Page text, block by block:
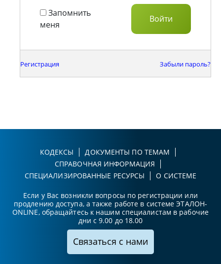
Запомнить
меня
Регистрация Забыли пароль?
КОДЕКСЫ
ДОКУМЕНТЫ ПО ТЕМАМ
СПРАВОЧНАЯ ИНФОРМАЦИЯ
СПЕЦИАЛИЗИРОВАННЫЕ РЕСУРСЫ
О СИСТЕМЕ
Если у Вас возникли вопросы по регистрации или
продлению доступа, а также работе в системе ЭТАЛОН-
ONLINE, обращайтесь к нашим специалистам в рабочие
дни с 9.00 до 18.00
Связаться с нами